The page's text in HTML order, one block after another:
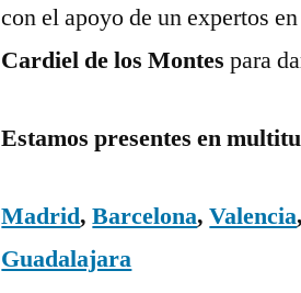
con el apoyo de un expertos
Cardiel de los Montespara
Estamos presentes en
Madrid,Barcelona,Valencia,
Guadalajara